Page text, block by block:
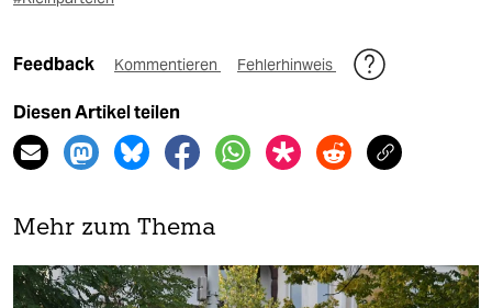
Feedback Kommentieren Fehlerhinweis
Diesen Artikel teilen
Mehr zum Thema